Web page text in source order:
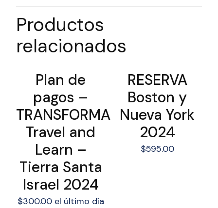
NASA
Productos
relacionados
Plan de
pagos –
TRANSFORMA
Travel and
Learn –
Tierra Santa
Israel 2024
$300.00 el último día
RESERVA
Boston y
Nueva York
2024
$595.00